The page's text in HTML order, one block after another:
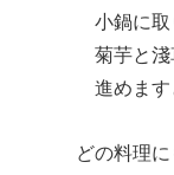
小鍋に
菊芋と
進めます
どの料理